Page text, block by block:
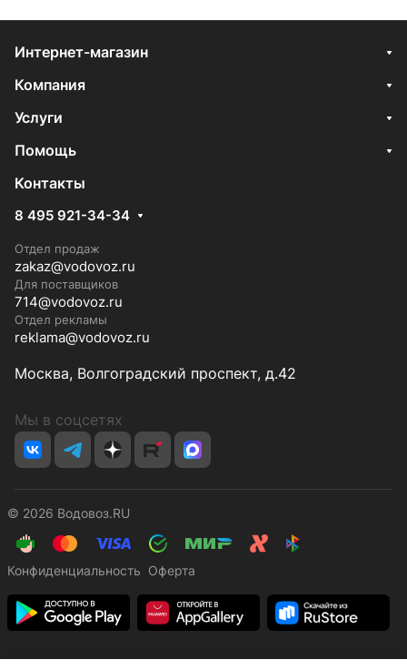
Интернет-магазин
Компания
Услуги
Помощь
Контакты
8 495 921-34-34
Отдел продаж
zakaz@vodovoz.ru
Для поставщиков
714@vodovoz.ru
Отдел рекламы
reklama@vodovoz.ru
Москва, Волгоградский проспект, д.42
Мы в соцсетях
© 2026 Водовоз.RU
Конфиденциальность Оферта